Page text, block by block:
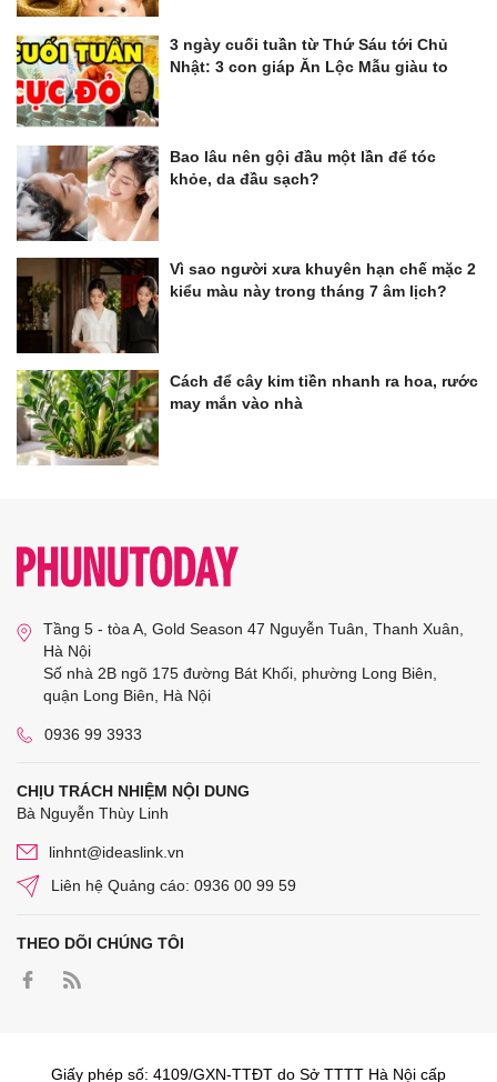
3 ngày cuối tuần từ Thứ Sáu tới Chủ
Nhật: 3 con giáp Ăn Lộc Mẫu giàu to
Bao lâu nên gội đầu một lần để tóc
khỏe, da đầu sạch?
Vì sao người xưa khuyên hạn chế mặc 2
kiểu màu này trong tháng 7 âm lịch?
Cách để cây kim tiền nhanh ra hoa, rước
may mắn vào nhà
Tầng 5 - tòa A, Gold Season 47 Nguyễn Tuân, Thanh Xuân,
Hà Nội
Số nhà 2B ngõ 175 đường Bát Khối, phường Long Biên,
quận Long Biên, Hà Nội
0936 99 3933
CHỊU TRÁCH NHIỆM NỘI DUNG
Bà Nguyễn Thùy Linh
linhnt@ideaslink.vn
Liên hệ Quảng cáo: 0936 00 99 59
THEO DÕI CHÚNG TÔI
Giấy phép số: 4109/GXN-TTĐT do Sở TTTT Hà Nội cấp